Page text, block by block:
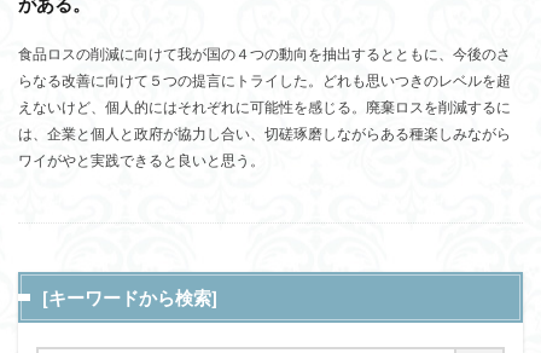
食品ロスの削減に向けて我が国の４つの動向を抽出するとともに、今後のさ
らなる改善に向けて５つの提言にトライした。どれも思いつきのレベルを超
えないけど、個人的にはそれぞれに可能性を感じる。廃棄ロスを削減するに
は、企業と個人と政府が協力し合い、切磋琢磨しながらある種楽しみながら
ワイがやと実践できると良いと思う。
[キーワードから検索]